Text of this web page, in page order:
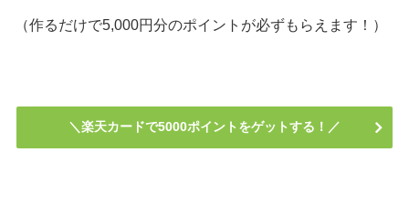
（作るだけで5,000円分のポイントが必ずもらえます！）
＼楽天カードで5000ポイントをゲットする！／